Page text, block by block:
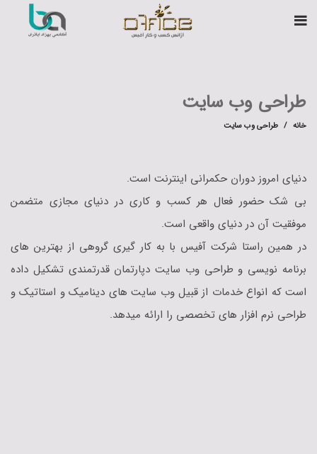
طراحی وب سایت
خانه طراحی وب سایت
دنیای امروز دوران حکمرانی اینترنت است.
بی شک حضور فعال هر کسب و کاری در دنیای مجازی متضمن
موفقیت آن در دنیای واقعی است.
در همین راستا شرکت آفیس با به کار گیری گروهی از بهترین های
برنامه نویسی و طراحی وب سایت دپارتمان قدرتمندی تشکیل داده
است که انواع خدمات از قبیل وب سایت های دینامیک و استاتیک و
طراحی نرم افزار های تخصصی را ارائه میدهد.